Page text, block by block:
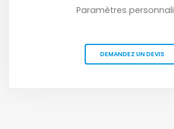
Paramètres
DEMANDEZ UN DEVIS